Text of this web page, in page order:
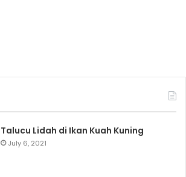
Talucu Lidah di Ikan Kuah Kuning
July 6, 2021